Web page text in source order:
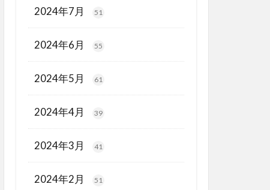
2024年7月 51
2024年6月 55
2024年5月 61
2024年4月 39
2024年3月 41
2024年2月 51